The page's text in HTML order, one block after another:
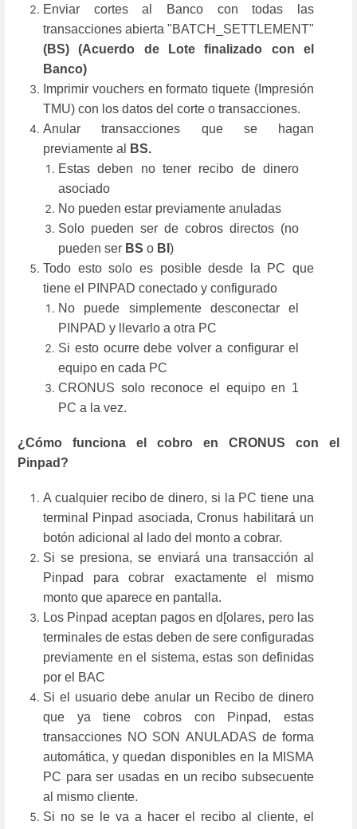
Enviar cortes al Banco con todas las
transacciones abierta "BATCH_SETTLEMENT"
(BS) (Acuerdo de Lote finalizado con el
Banco)
Imprimir vouchers en formato tiquete (Impresión
TMU) con los datos del corte o transacciones.
Anular transacciones que se hagan
previamente al
BS.
Estas deben no tener recibo de dinero
asociado
No pueden estar previamente anuladas
Solo pueden ser de cobros directos (no
pueden ser BS o BI)
Todo esto solo es posible desde la PC que
tiene el PINPAD conectado y configurado
No puede simplemente desconectar el
PINPAD y llevarlo a otra PC
Si esto ocurre debe volver a configurar el
equipo en cada PC
CRONUS solo reconoce el equipo en 1
PC a la vez.
¿Cómo funciona el cobro en CRONUS con el
Pinpad?
A cualquier recibo de dinero, si la PC tiene una
terminal Pinpad asociada, Cronus habilitará un
botón adicional al lado del monto a cobrar.
Si se presiona, se enviará una transacción al
Pinpad para cobrar exactamente el mismo
monto que aparece en pantalla.
Los Pinpad aceptan pagos en d[olares, pero las
terminales de estas deben de sere configuradas
previamente en el sistema, estas son definidas
por el BAC
Si el usuario debe anular un Recibo de dinero
que ya tiene cobros con Pinpad, estas
transacciones NO SON ANULADAS de forma
automática, y quedan disponibles en la MISMA
PC para ser usadas en un recibo subsecuente
al mismo cliente.
Si no se le va a hacer el recibo al cliente, el